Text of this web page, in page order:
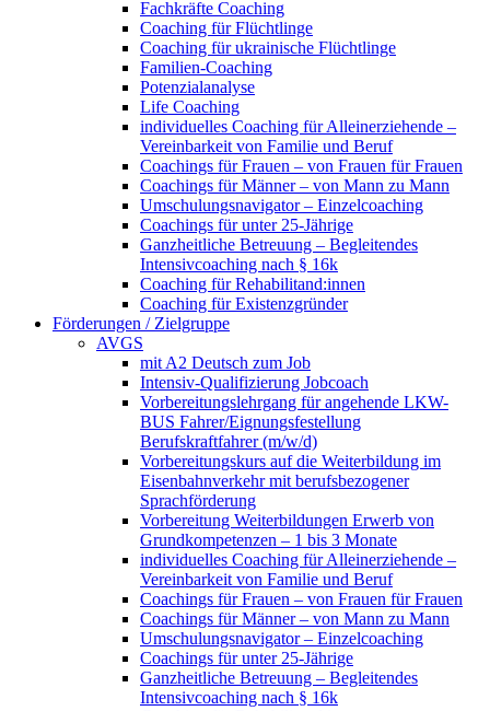
Fachkräfte Coaching
Coaching für Flüchtlinge
Coaching für ukrainische Flüchtlinge
Familien-Coaching
Potenzialanalyse
Life Coaching
individuelles Coaching für Alleinerziehende –
Vereinbarkeit von Familie und Beruf
Coachings für Frauen – von Frauen für Frauen
Coachings für Männer – von Mann zu Mann
Umschulungsnavigator – Einzelcoaching
Coachings für unter 25-Jährige
Ganzheitliche Betreuung – Begleitendes
Intensivcoaching nach § 16k
Coaching für Rehabilitand:innen
Coaching für Existenzgründer
Förderungen / Zielgruppe
AVGS
mit A2 Deutsch zum Job
Intensiv-Qualifizierung Jobcoach
Vorbereitungslehrgang für angehende LKW-
BUS Fahrer/Eignungsfestellung
Berufskraftfahrer (m/w/d)
Vorbereitungskurs auf die Weiterbildung im
Eisenbahnverkehr mit berufsbezogener
Sprachförderung
Vorbereitung Weiterbildungen Erwerb von
Grundkompetenzen – 1 bis 3 Monate
individuelles Coaching für Alleinerziehende –
Vereinbarkeit von Familie und Beruf
Coachings für Frauen – von Frauen für Frauen
Coachings für Männer – von Mann zu Mann
Umschulungsnavigator – Einzelcoaching
Coachings für unter 25-Jährige
Ganzheitliche Betreuung – Begleitendes
Intensivcoaching nach § 16k